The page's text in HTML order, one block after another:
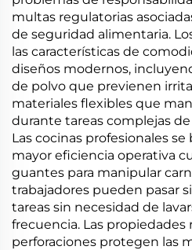
multas regulatorias
de seguridad alimentaria.
las características de
diseños modernos,
de polvo que previenen
materiales flexibles que
durante tareas complejas
Las cocinas profesionales
mayor eficiencia operativa
guantes para manipular
trabajadores pueden pasar
tareas sin necesidad de
frecuencia. Las propiedades
perforaciones protegen las